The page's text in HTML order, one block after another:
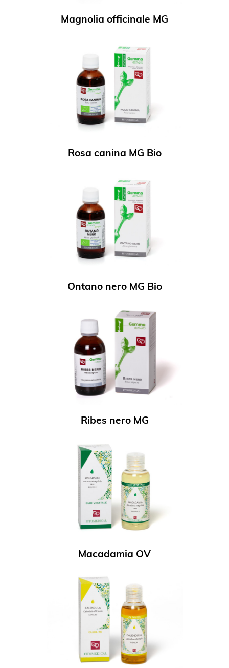
Magnolia officinale MG
Rosa canina MG Bio
Ontano nero MG Bio
Ribes nero MG
Macadamia OV